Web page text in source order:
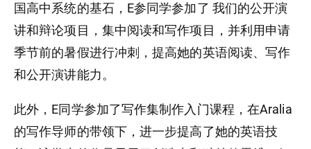
国高中系统的基石，E参同学参加了 我们的公开演
讲和辩论项目，集中阅读和写作项目，并利用申请
季节前的暑假进行冲刺，提高她的英语阅读、写作
和公开演讲能力。
此外，E同学参加了写作集制作入门课程，在Aralia
的写作导师的带领下，进一步提高了她的英语技